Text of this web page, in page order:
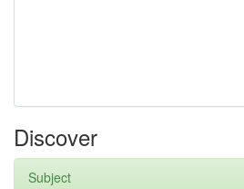
Discover
Subject